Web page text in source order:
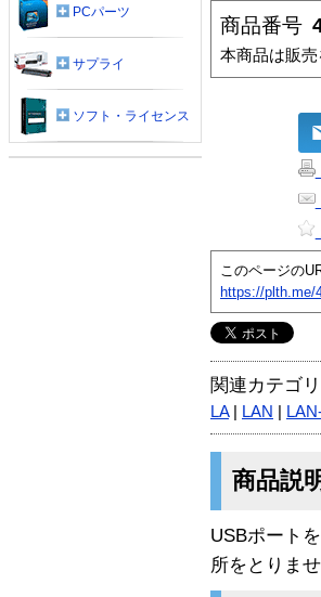
商品番号
本商品は販
このページの
https://plth.me/
関連カテゴリ
LA| LAN
商品説
USBポート
所をとりませ
PCパーツ
サプライ
ソフト・ライセンス